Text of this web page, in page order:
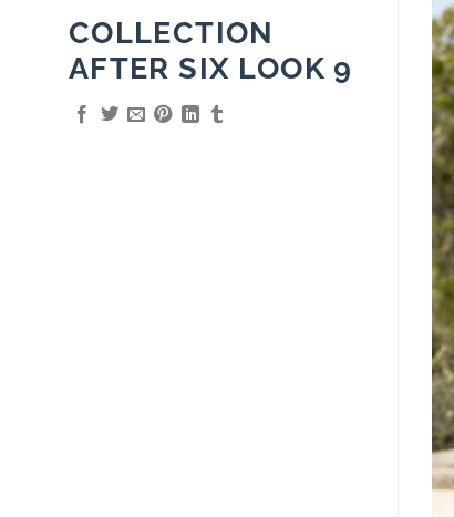
COLLECTION
AFTER SIX LOOK 9